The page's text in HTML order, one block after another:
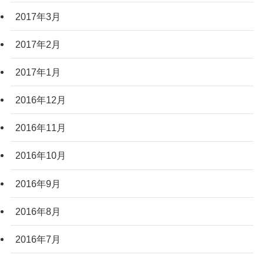
2017年3月
2017年2月
2017年1月
2016年12月
2016年11月
2016年10月
2016年9月
2016年8月
2016年7月